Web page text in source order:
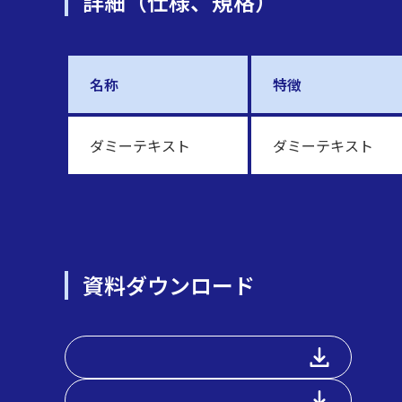
名称 特徴
ダミーテキスト ダミーテキスト
資料ダウンロード